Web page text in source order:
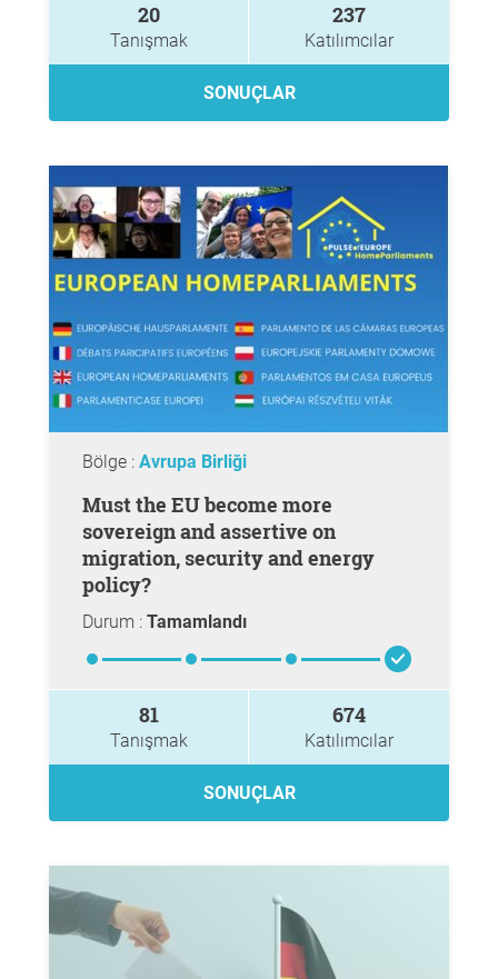
20
Tanışmak
237
Katılımcılar
SONUÇLAR
Bölge : Avrupa Birliği
Must the EU become more
sovereign and assertive on
migration, security and energy
policy?
Durum : Tamamlandı
81
Tanışmak
674
Katılımcılar
SONUÇLAR